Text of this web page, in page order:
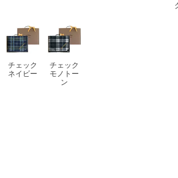
チェック
ネイビー
チェック
モノトー
ン